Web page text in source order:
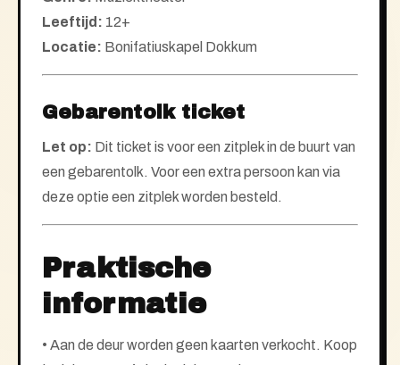
Leeftijd: 12+
Locatie: Bonifatiuskapel Dokkum
Gebarentolk ticket
Let op: Dit ticket is voor een zitplek in de buurt van
een gebarentolk. Voor een extra persoon kan via
deze optie een zitplek worden besteld.
Praktische
informatie
• Aan de deur worden geen kaarten verkocht. Koop